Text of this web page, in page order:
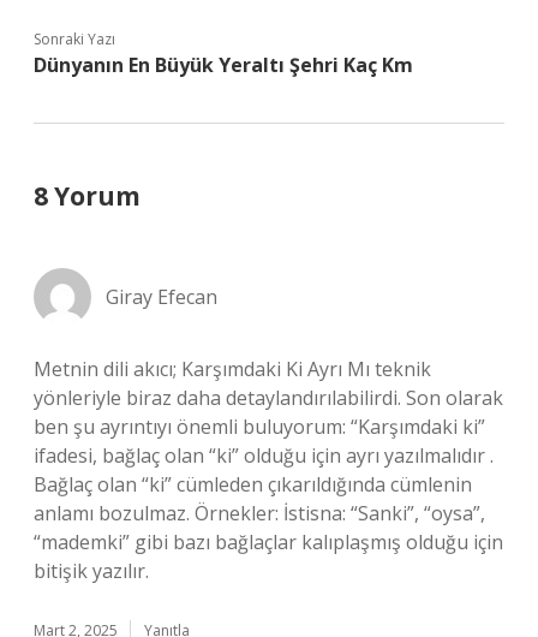
Sonraki Yazı
Dünyanın En Büyük Yeraltı Şehri Kaç Km
8 Yorum
Giray Efecan
Metnin dili akıcı; Karşımdaki Ki Ayrı Mı teknik
yönleriyle biraz daha detaylandırılabilirdi. Son olarak
ben şu ayrıntıyı önemli buluyorum: “Karşımdaki ki”
ifadesi, bağlaç olan “ki” olduğu için ayrı yazılmalıdır .
Bağlaç olan “ki” cümleden çıkarıldığında cümlenin
anlamı bozulmaz. Örnekler: İstisna: “Sanki”, “oysa”,
“mademki” gibi bazı bağlaçlar kalıplaşmış olduğu için
bitişik yazılır.
Mart 2, 2025 Yanıtla